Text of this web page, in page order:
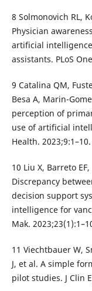
8 Solmonovich RL,
Physician
artificial
assistants. PLoS
9 Catalina QM,
Besa A, Marin-
perception of
use of artificial
Health. 2023;9:1–10.
10 Liu X, Barreto
Discrepancy
decision support
intelligence for
Mak.
11 Viechtbauer W,
J, et al. A simple
pilot studies. J Clin